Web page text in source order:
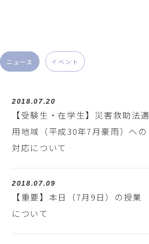
ニュース イベント
2018.07.20
【受験生・在学生】災害救助法適
用地域（平成30年7月豪雨）への
対応について
2018.07.09
【重要】本日（7月9日）の授業
について